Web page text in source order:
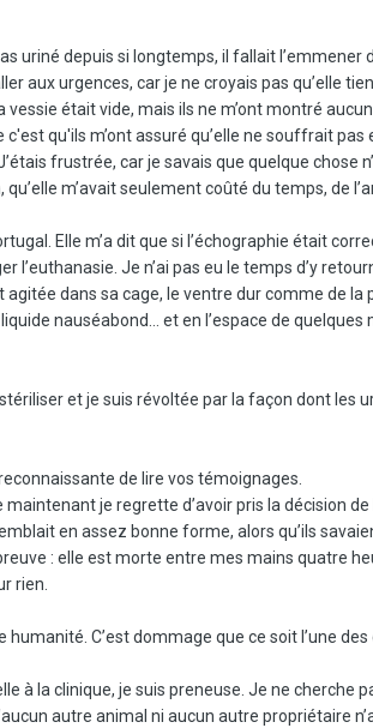
uriné depuis si longtemps, il fallait
aux urgences, car je ne croyais pas qu’elle
était vide, mais ils ne m’ont montré
c'est qu'ils m’ont assuré qu’elle ne souffrait
frustrée, car je savais que quelque chose
m’avait seulement coûté du temps, de
Elle m’a dit que si l’échographie était
l’euthanasie. Je n’ai pas eu le temps d’y
dans sa cage, le ventre dur comme de
nauséabond… et en l’espace de
et je suis révoltée par la façon dont les
de lire vos témoignages.
je regrette d’avoir pris la décision
en assez bonne forme, alors qu’ils
: elle est morte entre mes mains quatre
rien.
humanité. C’est dommage que ce soit l’une
à la clinique, je suis preneuse. Je ne
autre animal ni aucun autre propriétaire